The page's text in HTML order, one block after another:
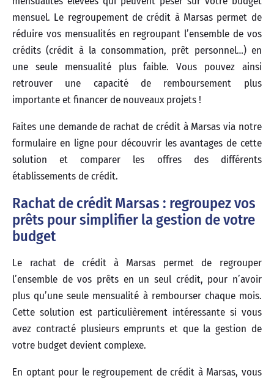
mensuel. Le regroupement de crédit à Marsas permet de
réduire vos mensualités en regroupant l’ensemble de vos
crédits (crédit à la consommation, prêt personnel…) en
une seule mensualité plus faible. Vous pouvez ainsi
retrouver une capacité de remboursement plus
importante et financer de nouveaux projets !
Faites une demande de rachat de crédit à Marsas via notre
formulaire en ligne pour découvrir les avantages de cette
solution et comparer les offres des différents
établissements de crédit.
Rachat de crédit Marsas : regroupez vos
prêts pour simplifier la gestion de votre
budget
Le rachat de crédit à Marsas permet de regrouper
l’ensemble de vos prêts en un seul crédit, pour n’avoir
plus qu’une seule mensualité à rembourser chaque mois.
Cette solution est particulièrement intéressante si vous
avez contracté plusieurs emprunts et que la gestion de
votre budget devient complexe.
En optant pour le regroupement de crédit à Marsas, vous